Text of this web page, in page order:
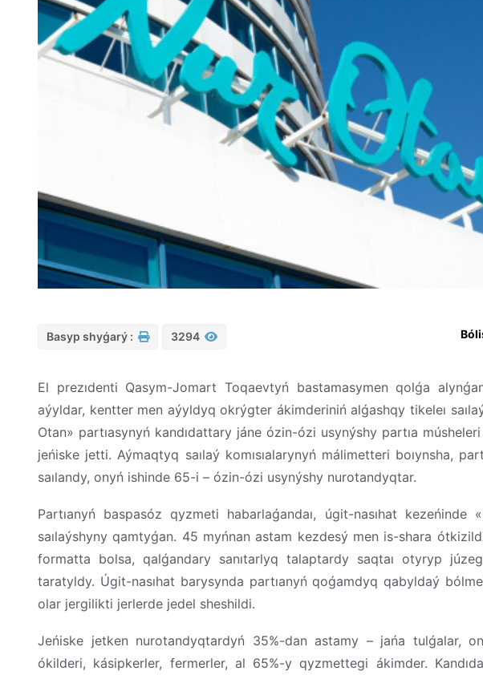
Basyp shyǵarý : 3294
El prezıdenti Qasym-Jomart Toqaevtyń bastamasymen qolǵa
aýyldar, kentter men aýyldyq okrýgter ákimderiniń alǵashqy tikeleı
Otan» partıasynyń kandıdattary jáne ózin-ózi usynýshy partıa
jeńiske jetti. Aýmaqtyq saılaý komısıalarynyń málimetteri boıynsha,
saılandy, onyń ishinde 65-i – ózin-ózi usynýshy nurotandyqtar.
Partıanyń baspasóz qyzmeti habarlaǵandaı, úgit-nasıhat kezeńinde
saılaýshyny qamtyǵan. 45 myńnan astam kezdesý men is-shara
formatta bolsa, qalǵandary sanıtarlyq talaptardy saqtaı otyryp
taratyldy. Úgit-nasıhat barysynda partıanyń qoǵamdyq qabyldaý
olar jergilikti jerlerde jedel sheshildi.
Jeńiske jetken nurotandyqtardyń 35%-dan astamy – jańa tulǵalar,
ókilderi, kásipkerler, fermerler, al 65%-y qyzmettegi ákimder.